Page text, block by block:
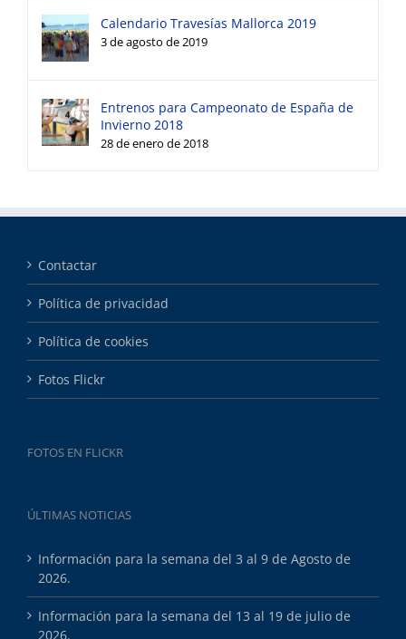
Calendario Travesías Mallorca 2019
3 de agosto de 2019
Entrenos para Campeonato de España de
Invierno 2018
28 de enero de 2018
Contactar
Política de privacidad
Política de cookies
Fotos Flickr
FOTOS EN FLICKR
ÚLTIMAS NOTICIAS
Información para la semana del 3 al 9 de Agosto de
2026.
Información para la semana del 13 al 19 de julio de
2026.